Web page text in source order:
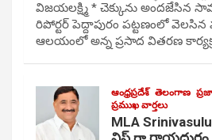
విజయలక్ష్మి * చెక్కును అందజేసిన
రిపోర్టర్ పెద్దాపురం పట్టణంలో
ఆలయంలో అన్న ప్రసాద వితరణ
ఆంధ్రప్రదేశ్ తెలంగాణ
ప్రముఖ వార్తలు
MLA